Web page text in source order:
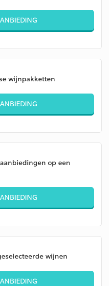
wijnpakketten
op een
wijnen